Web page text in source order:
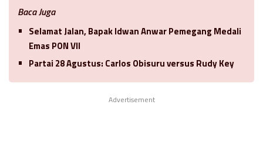
Baca Juga
Selamat Jalan, Bapak Idwan Anwar Pemegang Medali
Emas PON VII
Partai 28 Agustus: Carlos Obisuru versus Rudy Key
Advertisement